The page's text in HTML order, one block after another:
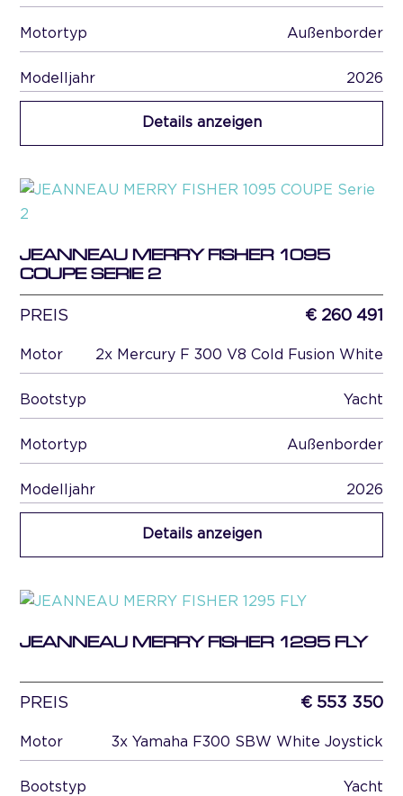
Motortyp Außenborder
Modelljahr 2026
Details anzeigen
JEANNEAU MERRY FISHER 1095
COUPE SERIE 2
PREIS € 260 491
Motor 2x Mercury F 300 V8 Cold Fusion White
Bootstyp Yacht
Motortyp Außenborder
Modelljahr 2026
Details anzeigen
JEANNEAU MERRY FISHER 1295 FLY
PREIS € 553 350
Motor 3x Yamaha F300 SBW White Joystick
Bootstyp Yacht